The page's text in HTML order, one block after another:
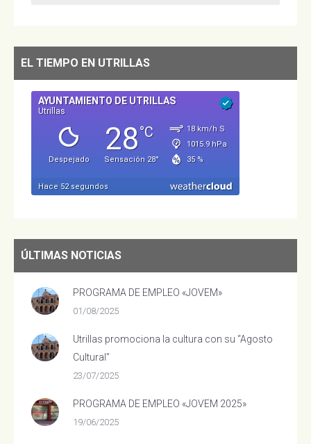
EL TIEMPO EN UTRILLAS
ÚLTIMAS NOTICIAS
PROGRAMA DE EMPLEO «JOVEM»
01/08/2025
Utrillas promociona la cultura con su “Agosto
Cultural”
23/07/2025
PROGRAMA DE EMPLEO «JOVEM 2025»
19/06/2025